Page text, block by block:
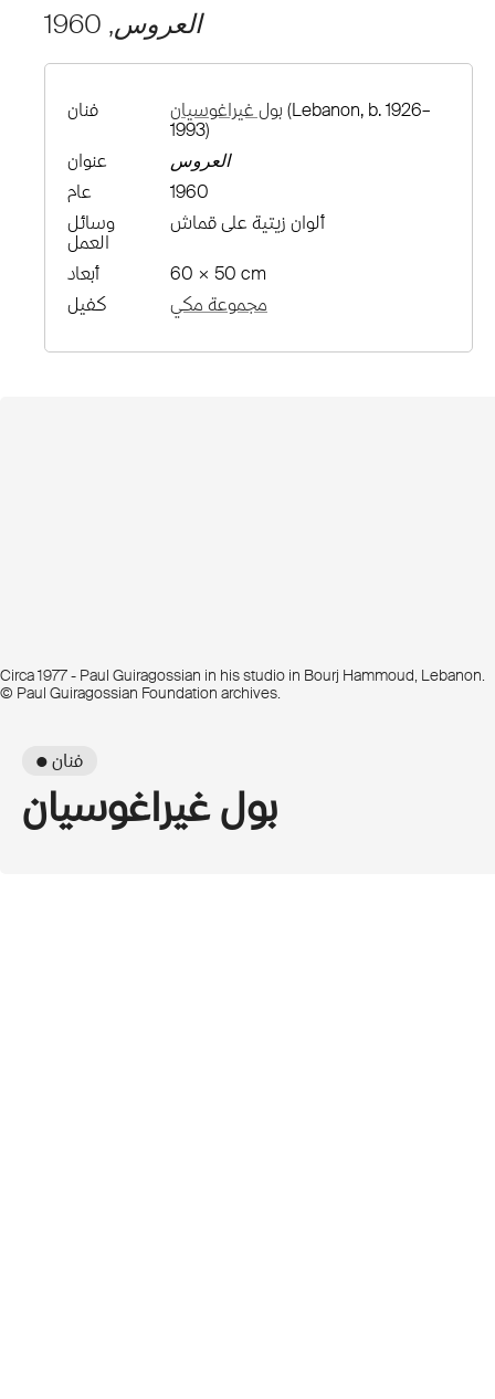
العروس, 1960
فنان بول غيراغوسيان (Lebanon, b. 1926–
1993)
عنوان
العروس
عام
1960
وسائل
العمل
ألوان زيتية على قماش
أبعاد
60 × 50 cm
كفيل
مجموعة مكي
Circa 1977 - Paul Guiragossian in his studio in Bourj Hammoud, Lebanon.
© Paul Guiragossian Foundation archives.
● فنان
بول غيراغوسيان